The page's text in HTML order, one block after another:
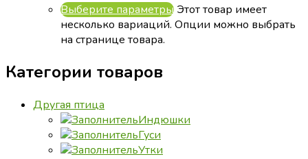
Выберите параметры Этот товар имеет
несколько вариаций. Опции можно выбрать
на странице товара.
Категории товаров
Другая птица
Индюшки
Гуси
Утки